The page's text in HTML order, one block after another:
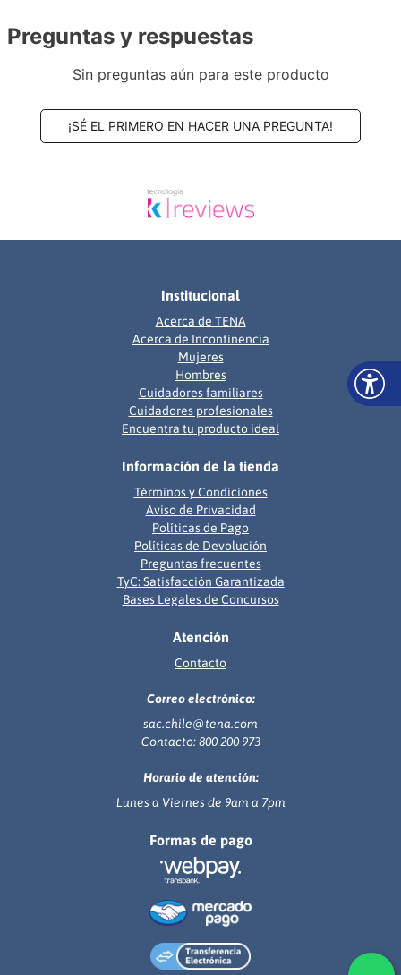
Preguntas y respuestas
Sin preguntas aún para este producto
¡SÉ EL PRIMERO EN HACER UNA PREGUNTA!
Institucional
Acerca de TENA
Acerca de Incontinencia
Mujeres
Hombres
Cuidadores familiares
Cuidadores profesionales
Encuentra tu producto ideal
Información de la tienda
Términos y Condiciones
Aviso de Privacidad
Políticas de Pago
Políticas de Devolución
Preguntas frecuentes
TyC: Satisfacción Garantizada
Bases Legales de Concursos
Atención
Contacto
Correo electrónico:
sac.chile@tena.com
Contacto: 800 200 973
Horario de atención:
Lunes a Viernes de 9am a 7pm
Formas de pago